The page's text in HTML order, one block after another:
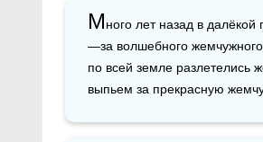
Много лет назад в
—за волшебного
по всей земле разлетелись
выпьем за прекрасную